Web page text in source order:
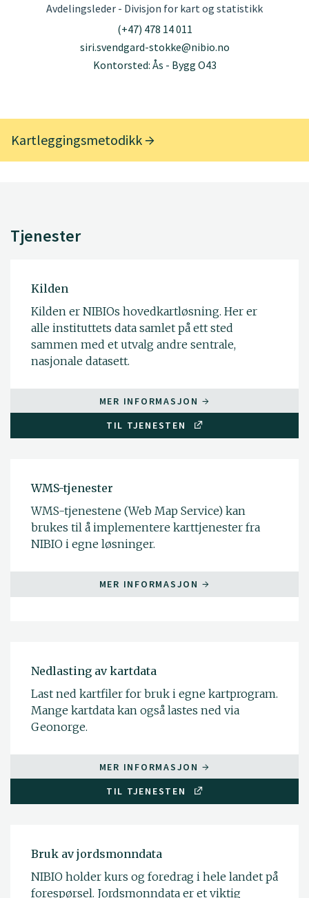
Avdelingsleder - Divisjon for kart og statistikk
(+47) 478 14 011
siri.svendgard-stokke@nibio.no
Kontorsted: Ås - Bygg O43
Kartleggingsmetodikk
Tjenester
Kilden
Kilden er NIBIOs hovedkartløsning. Her er
alle instituttets data samlet på ett sted
sammen med et utvalg andre sentrale,
nasjonale datasett.
MER INFORMASJON
TIL TJENESTEN
WMS-tjenester
WMS-tjenestene (Web Map Service) kan
brukes til å implementere karttjenester fra
NIBIO i egne løsninger.
MER INFORMASJON
Nedlasting av kartdata
Last ned kartfiler for bruk i egne kartprogram.
Mange kartdata kan også lastes ned via
Geonorge.
MER INFORMASJON
TIL TJENESTEN
Bruk av jordsmonndata
NIBIO holder kurs og foredrag i hele landet på
forespørsel. Jordsmonndata er et viktig